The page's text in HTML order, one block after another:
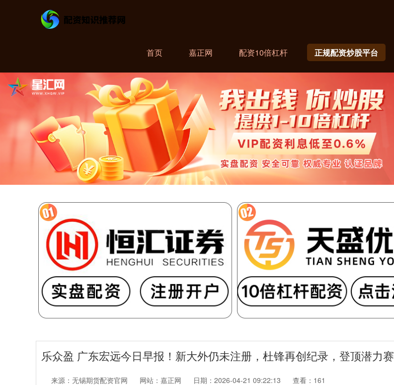
首页 嘉正网 配资10倍杠杆 正规配资炒股平台
乐众盈 广东宏远今日早报！新大外仍未注册，杜锋再创纪录，登顶潜力赛
来源：无锡期货配资官网 网站：嘉正网 日期：2026-04-21 09:22:13 查看：161